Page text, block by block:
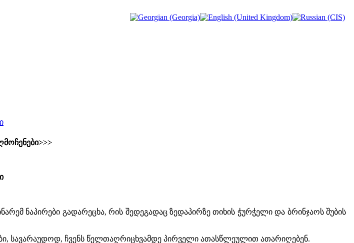
ნაპირები გადარეცხა, რის შედეგადაც ზედაპირზე თიხის ჭურჭელი და ბრინჯაოს შუბის
სავარაუდოდ, ჩვენს წელთაღრიცხვამდე პირველი ათასწლეულით ათარიღებენ.